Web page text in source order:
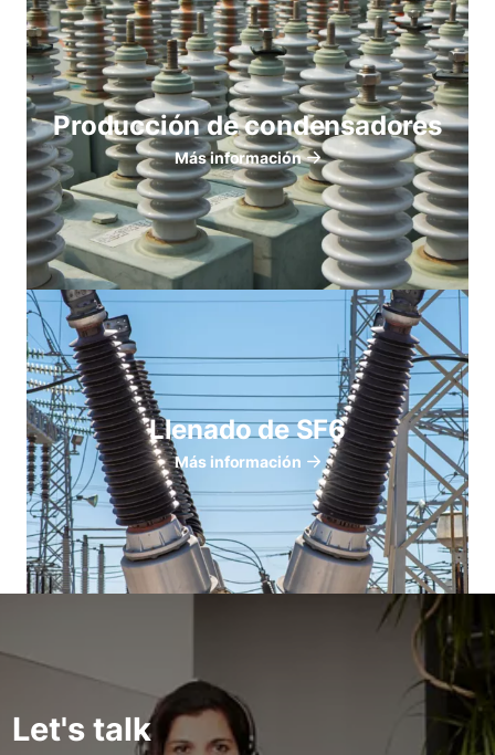
Producción de condensadores
Más información
Llenado de SF6
Más información
Let's talk